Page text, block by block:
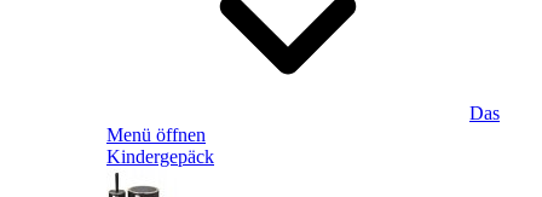
Das
Menü öffnen
Kindergepäck